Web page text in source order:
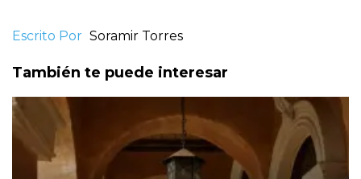
Escrito Por Soramir Torres
También te puede interesar